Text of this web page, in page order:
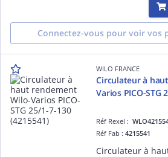
Connectez-vous pour voir vos
WILO FRANCE
Circulateur à
Varios PICO-STG
Réf Rexel :
Réf Fab :4215541